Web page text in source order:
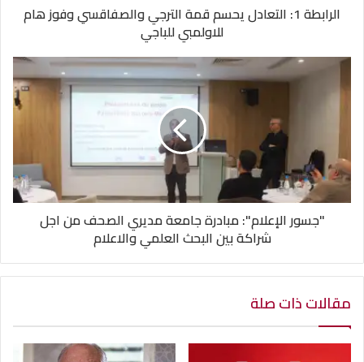
الرابطة 1: التعادل يحسم قمة الترجي والصفاقسي وفوز هام
للاولمبي للباجي
​"جسور الإعلام": مبادرة جامعة مديري الصحف من اجل
شراكة بين البحث العلمي والاعلام
مقالات ذات صلة